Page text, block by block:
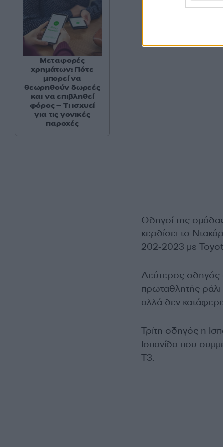
Οδηγοί της
κερδίσει το
202-2023 με
Δεύτερος οδηγός
πρωταθλητής ράλι
αλλά δεν
Τρίτη οδηγός η
Ισπανίδα που
Τ3.
Μεταφορές
χρημάτων: Πότε
μπορεί να
θεωρηθούν δωρεές
και να επιβληθεί
φόρος – Τι ισχυεί
για τις γονικές
παροχές